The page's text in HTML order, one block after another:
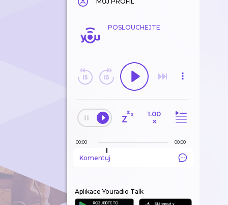
POSLOUCHEJTE
1.00
×
00:00 00:00
Komentuj
Aplikace Youradio Talk